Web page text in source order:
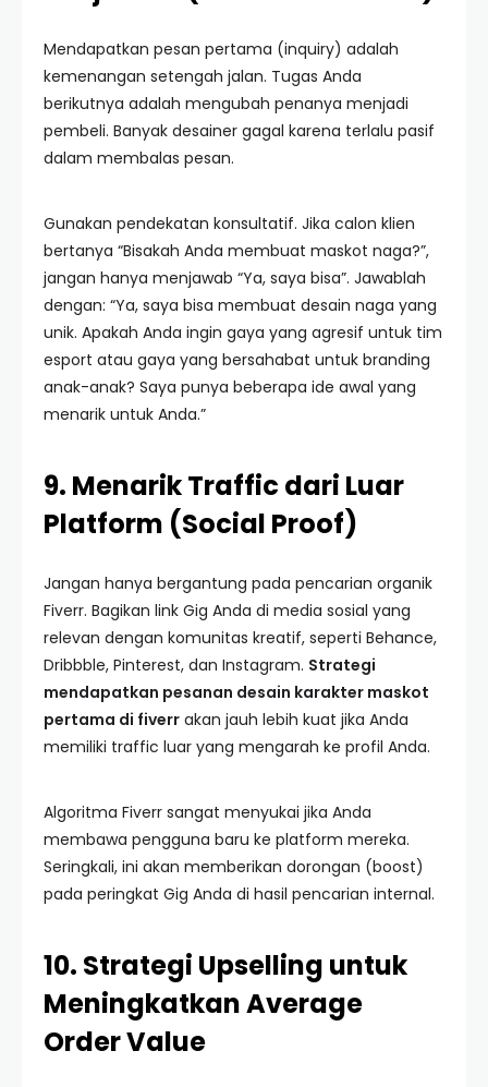
Mendapatkan pesan pertama (inquiry) adalah
kemenangan setengah jalan. Tugas Anda
berikutnya adalah mengubah penanya menjadi
pembeli. Banyak desainer gagal karena terlalu pasif
dalam membalas pesan.
Gunakan pendekatan konsultatif. Jika calon klien
bertanya “Bisakah Anda membuat maskot naga?”,
jangan hanya menjawab “Ya, saya bisa”. Jawablah
dengan: “Ya, saya bisa membuat desain naga yang
unik. Apakah Anda ingin gaya yang agresif untuk tim
esport atau gaya yang bersahabat untuk branding
anak-anak? Saya punya beberapa ide awal yang
menarik untuk Anda.”
9. Menarik Traffic dari Luar
Platform (Social Proof)
Jangan hanya bergantung pada pencarian organik
Fiverr. Bagikan link Gig Anda di media sosial yang
relevan dengan komunitas kreatif, seperti Behance,
Dribbble, Pinterest, dan Instagram. Strategi
mendapatkan pesanan desain karakter maskot
pertama di fiverr akan jauh lebih kuat jika Anda
memiliki traffic luar yang mengarah ke profil Anda.
Algoritma Fiverr sangat menyukai jika Anda
membawa pengguna baru ke platform mereka.
Seringkali, ini akan memberikan dorongan (boost)
pada peringkat Gig Anda di hasil pencarian internal.
10. Strategi Upselling untuk
Meningkatkan Average
Order Value